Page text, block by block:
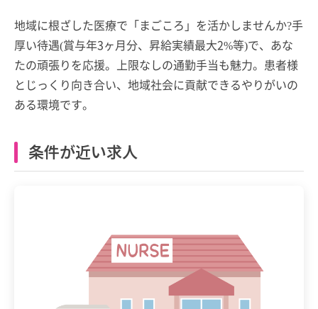
地域に根ざした医療で「まごころ」を活かしませんか?手
厚い待遇(賞与年3ヶ月分、昇給実績最大2%等)で、あな
たの頑張りを応援。上限なしの通勤手当も魅力。患者様
とじっくり向き合い、地域社会に貢献できるやりがいの
ある環境です。
条件が近い求人